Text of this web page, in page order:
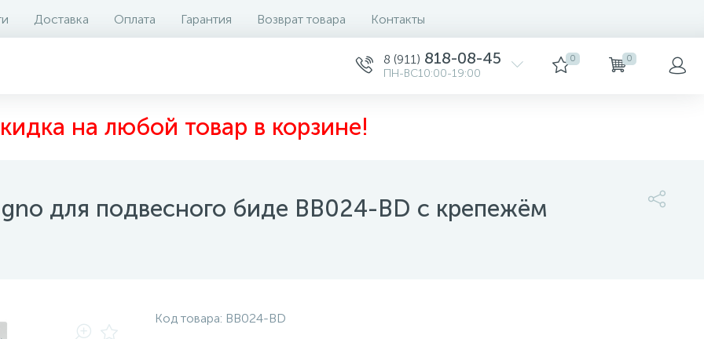
Доставка Оплата Гарантия Возврат товара Контакты
8 (911) 818-08-45
ПН-ВС10:00-19:00
0 0
на любой товар в корзине!
для подвесного биде BB024-BD с крепежём
на складе Файлы и документы 1 Отзывы
Код товара: BB024-BD
18 800 руб.